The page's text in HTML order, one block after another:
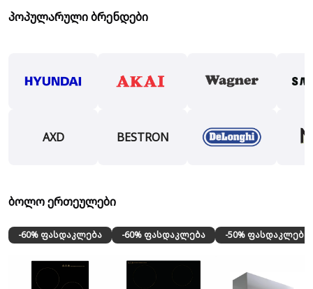
პოპულარული ბრენდები
AXD BESTRON
ბოლო ერთეულები
-60% ფასდაკლება -60% ფასდაკლება -50% ფასდაკლება